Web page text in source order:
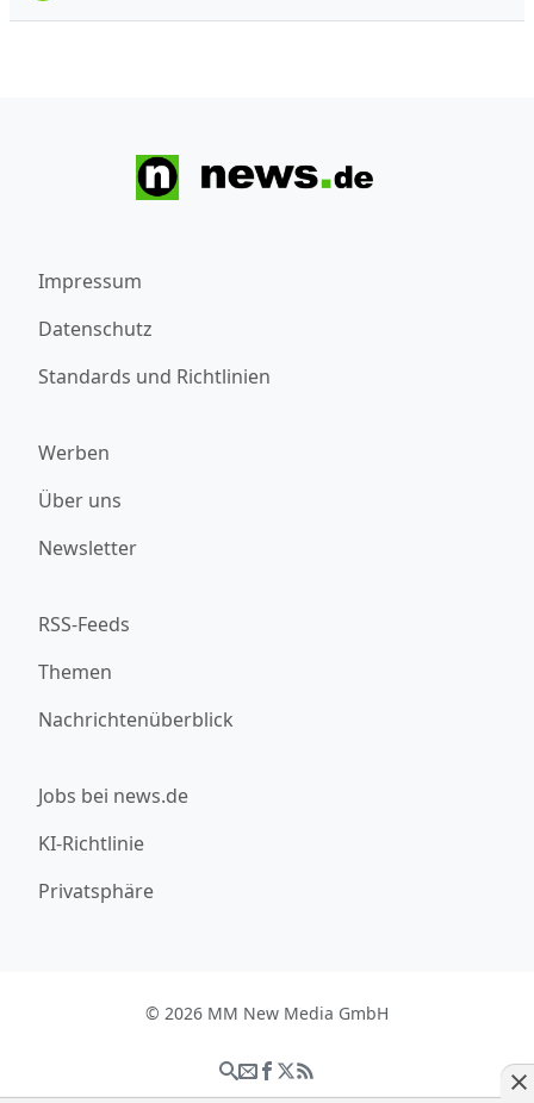
Impressum
Datenschutz
Standards und Richtlinien
Werben
Über uns
Newsletter
RSS-Feeds
Themen
Nachrichtenüberblick
Jobs bei news.de
KI-Richtlinie
Privatsphäre
© 2026 MM New Media GmbH